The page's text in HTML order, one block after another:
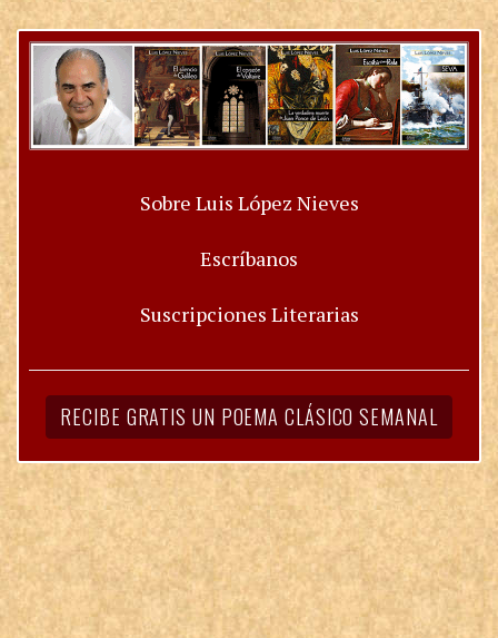
Sobre Luis López Nieves
Escríbanos
Suscripciones Literarias
RECIBE GRATIS UN POEMA CLÁSICO SEMANAL